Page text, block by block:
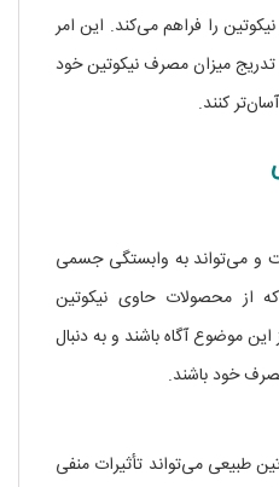
را فراهم می‌کند. این امر
تدریج میزان مصرف نیکوتین خود
کنند.
و می‌تواند به وابستگی جسمی
از محصولات حاوی نیکوتین
موضوع آگاه باشند و به دنبال
خود باشند.
طبیعی می‌تواند تأثیرات منفی